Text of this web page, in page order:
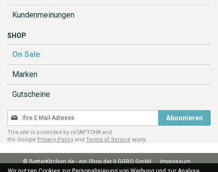
Kundenmeinungen
SHOP
On Sale
Marken
Gutscheine
Melden
Sie
sich
für
unseren
Newsletter
Abonnieren
This site is protected by reCAPTCHA and
the Google Privacy Policy and Terms of Service apply.
© BetterKitchen.de - ein Shop der ILGGRO GmbH
Impressum
Realisierung:
Stadler ITS